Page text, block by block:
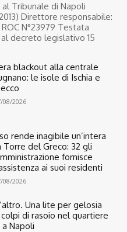
Tribunale di Napoli
Direttore responsabile:
N°23979 Testata
decreto legislativo 15
blackout alla centrale
le isole di Ischia e
08/2026
rende inagibile un’intera
Torre del Greco: 32 gli
fornisce
ai suoi residenti
08/2026
Una lite per gelosia
di rasoio nel quartiere
a Napoli